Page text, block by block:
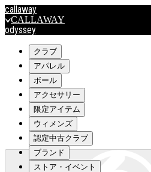
callaway
CALLAWAY
odyssey
travismathew
outlet
OUTLET
キャロウェイアパレルはこちら>>>
クラブ
アパレル
ボール
アクセサリー
限定アイテム
ウィメンズ
認定中古クラブ
ブランド
ストア・イベント